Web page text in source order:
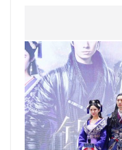
e
b
o
o
k
W
ei
b
o
s
A
p
p